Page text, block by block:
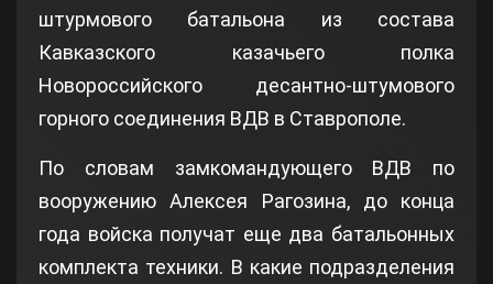
штурмового батальона из состава
Кавказского казачьего полка
Новороссийского десантно-штумового
горного соединения ВДВ в Ставрополе.
По словам замкомандующего ВДВ по
вооружению Алексея Рагозина, до конца
года войска получат еще два батальонных
комплекта техники. В какие подразделения